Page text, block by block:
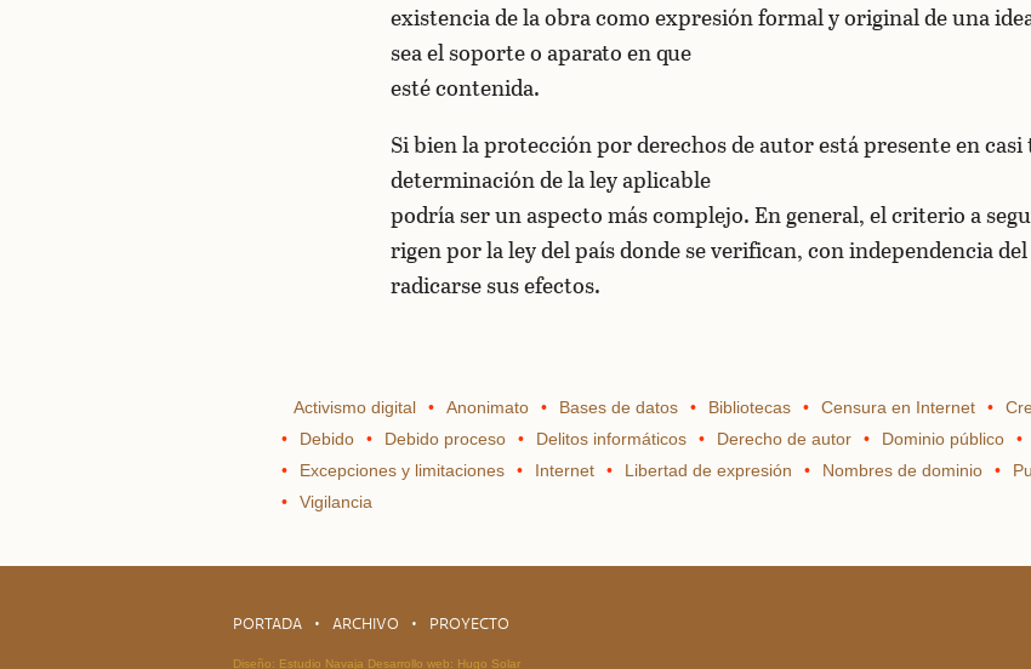
existencia de la obra como expresión formal y original de una
sea el soporte o aparato en que
esté contenida.
Si bien la protección por derechos de autor está presente en
determinación de la ley aplicable
podría ser un aspecto más complejo. En general, el criterio a
rigen por la ley del país donde se verifican, con independencia
radicarse sus efectos.
Activismo digital Anonimato Bases de datos Bibliotecas Censura en Internet
Debido
Debido proceso Delitos informáticos Derecho de autor Dominio público
Excepciones y limitaciones
Internet Libertad de expresión Nombres de dominio
Vigilancia
PORTADA ARCHIVO PROYECTO
Diseño: Estudio Navaja Desarrollo web: Hugo Solar